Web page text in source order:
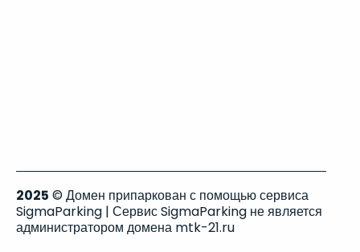
2025 © Домен припаркован с помощью сервиса
SigmaParking | Сервис SigmaParking не является
администратором домена mtk-21.ru